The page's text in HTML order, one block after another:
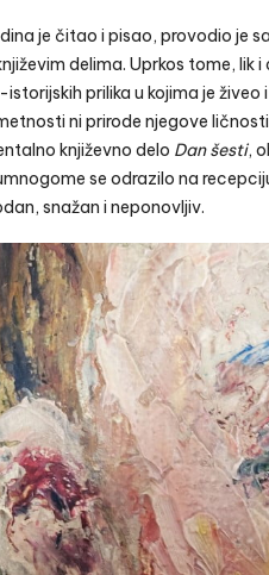
je čitao i pisao, provodio je
delima. Uprkos tome, lik
prilika u kojima je živeo
ni prirode njegove
književno delo Dan šesti,
se odrazilo na
snažan i neponovljiv.